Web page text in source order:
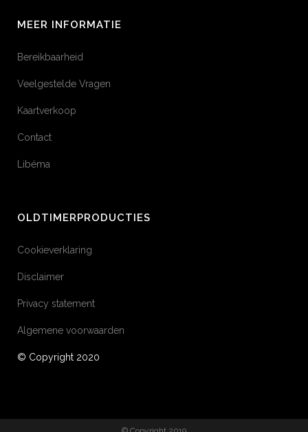
MEER INFORMATIE
Bereikbaarheid
Veelgestelde Vragen
Kaartverkoop
Contact
Libéma
OLDTIMERPRODUCTIES
Cookieverklaring
Disclaimer
Privacy statement
Algemene voorwaarden
© Copyright 2020